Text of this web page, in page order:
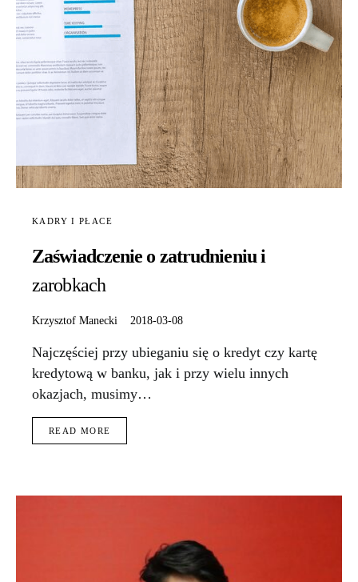
KADRY I PŁACE
Zaświadczenie o zatrudnieniu i
zarobkach
Krzysztof Manecki 2018-03-08
Najczęściej przy ubieganiu się o kredyt czy kartę
kredytową w banku, jak i przy wielu innych
okazjach, musimy…
READ MORE